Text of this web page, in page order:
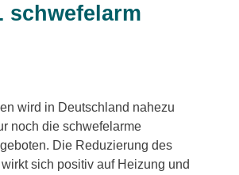
schwefelarm
wird in Deutschland nahezu
noch die schwefelarme
Die Reduzierung des
sich positiv auf Heizung und